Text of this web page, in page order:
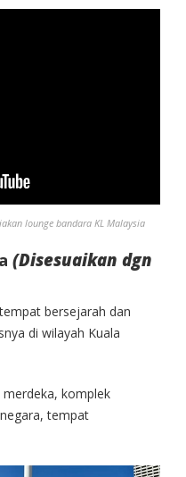
lounge bandara KL Malaysia
(Disesuaikan dgn
bersejarah dan
di wilayah Kuala
komplek
tempat